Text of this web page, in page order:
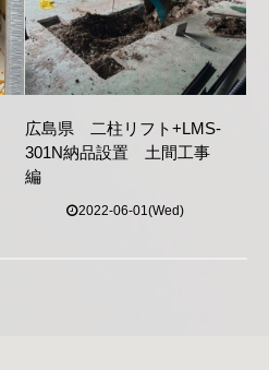
広島県 二柱リフト+LMS-
301N納品設置 土間工事
編
2022-06-01(Wed)